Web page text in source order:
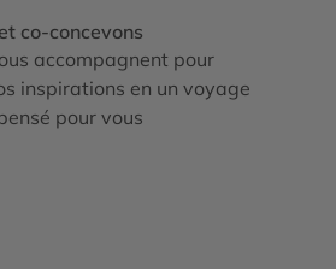
co-concevons
accompagnent pour
inspirations en un voyage
pour vous